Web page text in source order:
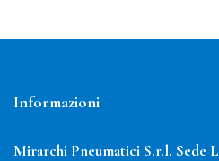
Informazioni
Mirarchi Pneumatici S.r.l. Sede